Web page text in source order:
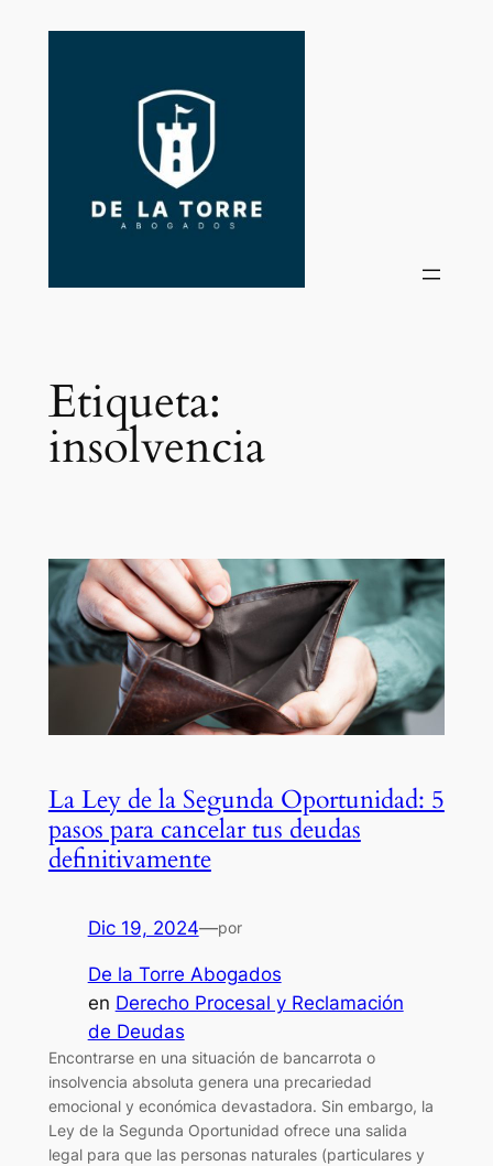
Etiqueta:
insolvencia
La Ley de la Segunda Oportunidad: 5
pasos para cancelar tus deudas
definitivamente
Dic 19, 2024—por
De la Torre Abogados
en Derecho Procesal y Reclamación
de Deudas
Encontrarse en una situación de bancarrota o
insolvencia absoluta genera una precariedad
emocional y económica devastadora. Sin embargo, la
Ley de la Segunda Oportunidad ofrece una salida
legal para que las personas naturales (particulares y